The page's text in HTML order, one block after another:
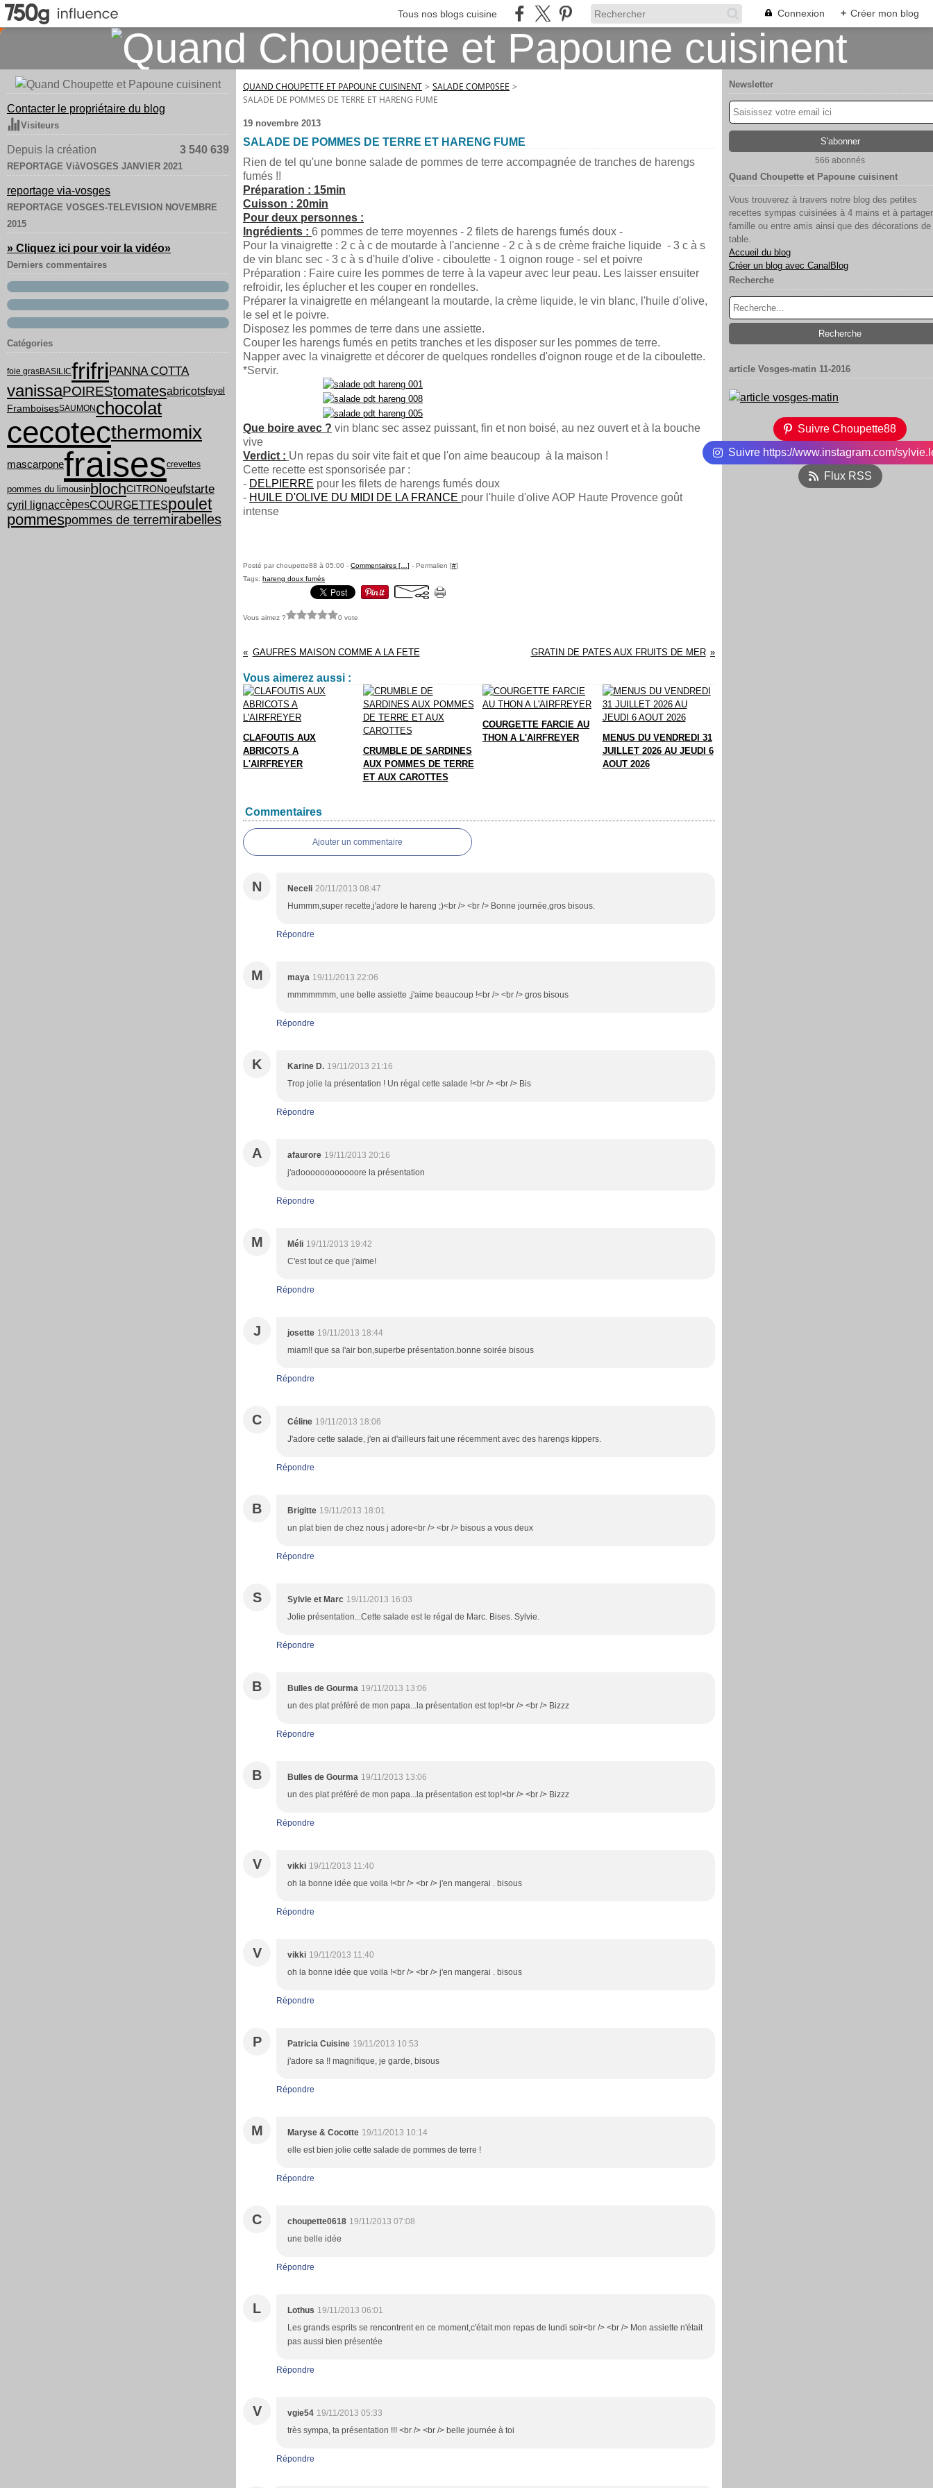
Tous nos blogs cuisine Connexion + Créer mon blog
Contacter le propriétaire du blog
Visiteurs
Depuis la création 3 540 639
REPORTAGE ViàVOSGES JANVIER 2021
reportage via-vosges
REPORTAGE VOSGES-TELEVISION NOVEMBRE
2015
» Cliquez ici pour voir la vidéo»
Derniers commentaires
Catégories
foie grasBASILICfrifriPANNA COTTA
vanissaPOIREStomatesabricotsfeyel
FramboisesSAUMON chocolat
cecotecthermomix
mascarponefraisescrevettes
pommes du limousinblochCITRONoeufstarte
cyril lignaccèpesCOURGETTESpoulet
pommespommes de terremirabelles
QUAND CHOUPETTE ET PAPOUNE CUISINENT > SALADE COMP0SEE >
SALADE DE POMMES DE TERRE ET HARENG FUME
19 novembre 2013
SALADE DE POMMES DE TERRE ET HARENG FUME
Rien de tel qu'une bonne salade de pommes de terre accompagnée de tranches de harengs
fumés !!
Préparation : 15min
Cuisson : 20min
Pour deux personnes :
Ingrédients : 6 pommes de terre moyennes - 2 filets de harengs fumés doux -
Pour la vinaigrette : 2 c à c de moutarde à l'ancienne - 2 c à s de crème fraiche liquide - 3 c à s
de vin blanc sec - 3 c à s d'huile d'olive - ciboulette - 1 oignon rouge - sel et poivre
Préparation : Faire cuire les pommes de terre à la vapeur avec leur peau. Les laisser ensuiter
refroidir, les éplucher et les couper en rondelles.
Préparer la vinaigrette en mélangeant la moutarde, la crème liquide, le vin blanc, l'huile d'olive,
le sel et le poivre.
Disposez les pommes de terre dans une assiette.
Couper les harengs fumés en petits tranches et les disposer sur les pommes de terre.
Napper avec la vinaigrette et décorer de quelques rondelles d'oignon rouge et de la ciboulette.
*Servir.
Que boire avec ? vin blanc sec assez puissant, fin et non boisé, au nez ouvert et à la bouche
vive
Verdict : Un repas du soir vite fait et que l'on aime beaucoup à la maison !
Cette recette est sponsorisée par :
- DELPIERRE pour les filets de harengs fumés doux
- HUILE D'OLIVE DU MIDI DE LA FRANCE pour l'huile d'olive AOP Haute Provence goût
intense
Posté par choupette88 à 05:00 - Commentaires [ ] - Permalien [#]
Tags: hareng doux fumés
Vous aimez ? 0 vote
GAUFRES MAISON COMME A LA FETE GRATIN DE PATES AUX FRUITS DE MER
Vous aimerez aussi :
CLAFOUTIS AUX
ABRICOTS A
L'AIRFREYER
CRUMBLE DE SARDINES
AUX POMMES DE TERRE
ET AUX CAROTTES
COURGETTE FARCIE AU
THON A L'AIRFREYER
MENUS DU VENDREDI 31
JUILLET 2026 AU JEUDI 6
AOUT 2026
Commentaires
Ajouter un commentaire
N Neceli 20/11/2013 08:47
Hummm,super recette,j'adore le hareng ;)<br /> <br /> Bonne journée,gros bisous.
Répondre
M maya 19/11/2013 22:06
mmmmmmm, une belle assiette ,j'aime beaucoup !<br /> <br /> gros bisous
Répondre
K Karine D. 19/11/2013 21:16
Trop jolie la présentation ! Un régal cette salade !<br /> <br /> Bis
Répondre
A afaurore 19/11/2013 20:16
j'adoooooooooooore la présentation
Répondre
M Méli 19/11/2013 19:42
C'est tout ce que j'aime!
Répondre
J josette 19/11/2013 18:44
miam!! que sa l'air bon,superbe présentation.bonne soirée bisous
Répondre
C Céline 19/11/2013 18:06
J'adore cette salade, j'en ai d'ailleurs fait une récemment avec des harengs kippers.
Répondre
B Brigitte 19/11/2013 18:01
un plat bien de chez nous j adore<br /> <br /> bisous a vous deux
Répondre
S Sylvie et Marc 19/11/2013 16:03
Jolie présentation...Cette salade est le régal de Marc. Bises. Sylvie.
Répondre
B Bulles de Gourma 19/11/2013 13:06
un des plat préféré de mon papa...la présentation est top!<br /> <br /> Bizzz
Répondre
B Bulles de Gourma 19/11/2013 13:06
un des plat préféré de mon papa...la présentation est top!<br /> <br /> Bizzz
Répondre
V vikki 19/11/2013 11:40
oh la bonne idée que voila !<br /> <br /> j'en mangerai . bisous
Répondre
V vikki 19/11/2013 11:40
oh la bonne idée que voila !<br /> <br /> j'en mangerai . bisous
Répondre
P Patricia Cuisine 19/11/2013 10:53
j'adore sa !! magnifique, je garde, bisous
Répondre
M Maryse & Cocotte 19/11/2013 10:14
elle est bien jolie cette salade de pommes de terre !
Répondre
C choupette0618 19/11/2013 07:08
une belle idée
Répondre
L Lothus 19/11/2013 06:01
Les grands esprits se rencontrent en ce moment,c'était mon repas de lundi soir<br /> <br /> Mon assiette n'était
pas aussi bien présentée
Répondre
V vgie54 19/11/2013 05:33
très sympa, ta présentation !!! <br /> <br /> belle journée à toi
Répondre
Newsletter
566 abonnés
Quand Choupette et Papoune cuisinent
Vous trouverez à travers notre blog des petites
recettes sympas cuisinées à 4 mains et à
famille ou entre amis ainsi que des décorations de
table.
Accueil du blog
Créer un blog avec CanalBlog
Recherche
article Vosges-matin 11-2016
Suivre Choupette88
Suivre https://www.instagram.com/
Flux RSS